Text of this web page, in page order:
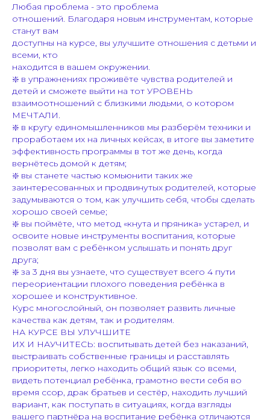
Любая проблема - это проблема
отношений. Благодаря новым инструментам, которые
станут вам
доступны на курсе, вы улучшите отношения с детьми и
всеми, кто
находится в вашем окружении.
❇️ в упражнениях проживёте чувства родителей и
детей и сможете выйти на тот УРОВЕНЬ
взаимоотношений с близкими людьми, о котором
МЕЧТАЛИ.
❇️ в кругу единомышленников мы разберём техники и
проработаем их на личных кейсах, в итоге вы заметите
эффективность программы в тот же день, когда
вернётесь домой к детям;
❇️ вы станете частью комьюнити таких же
заинтересованных и продвинутых родителей, которые
задумываются о том, как улучшить себя, чтобы сделать
хорошо своей семье;
❇️ вы поймёте, что метод «кнута и пряника» устарел, и
освоите новые инструменты воспитания, которые
позволят вам с ребёнком услышать и понять друг
друга;
❇️ за 3 дня вы узнаете, что существует всего 4 пути
переориентации плохого поведения ребёнка в
хорошее и конструктивное.
Курс многослойный, он позволяет развить личные
качества как детям, так и родителям.
НА КУРСЕ ВЫ УЛУЧШИТЕ
ИХ И НАУЧИТЕСЬ: воспитывать детей без наказаний,
выстраивать собственные границы и расставлять
приоритеты, легко находить общий язык со всеми,
видеть потенциал ребёнка, грамотно вести себя во
время ссор, драк братьев и сестёр, находить лучший
вариант, как поступать в ситуациях, когда взгляды
вашего партнёра на воспитание ребёнка отличаются